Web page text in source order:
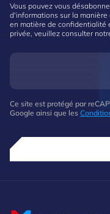
Vous pouvez vous
d'informations sur la
en matière de confidentialité
privée, veuillez consulter
Ce site est protégé par
Google ainsi que les